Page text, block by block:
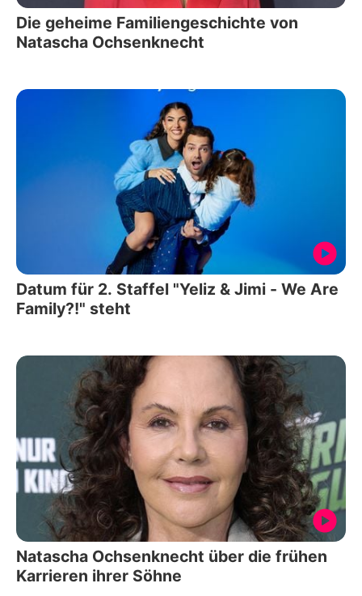
Die geheime Familiengeschichte von
Natascha Ochsenknecht
Datum für 2. Staffel "Yeliz & Jimi - We Are
Family?!" steht
Natascha Ochsenknecht über die frühen
Karrieren ihrer Söhne